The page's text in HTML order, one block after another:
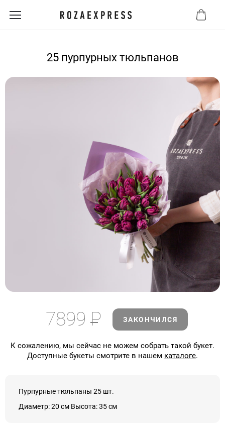
25 пурпурных тюльпанов
7899Р ЗАКОНЧИЛСЯ
К сожалению, мы сейчас не можем собрать такой букет.
Доступные букеты смотрите в нашем каталоге.
Пурпурные тюльпаны 25 шт.
Диаметр: 20 см Высота: 35 см